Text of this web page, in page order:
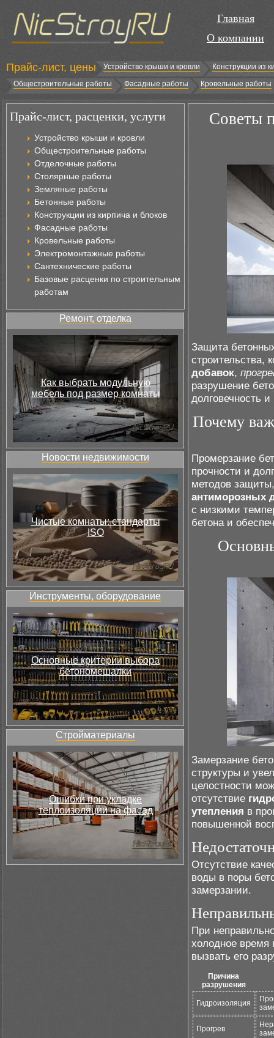
Главная
О компании
Прайс-лист, цены Устройство крыши и кровли
Конструкции из
Общестроительные работы
Фасадные работы Кровельные работы
Прайс-лист, расценки, услуги
Устройство крыши и кровли
Общестроительные работы
Отделочные работы
Столярные работы
Земляные работы
Бетонные работы
Конструкции из кирпича и блоков
Фасадные работы
Кровельные работы
Электромонтажные работы
Сантехнические работы
Базовые расценки по строительным
работам
Ремонт, отделка
Как выбрать модульную
мебель под размер комнаты
Новости недвижимости
Чистые комнаты: стандарты
ISO
Инструменты, оборудование
Основные критерии выбора
бетономешалки
Стройматериалы
Ошибки при укладке
теплоизоляции на фасад
Советы
Защита
строительства,
добавок,
разрушение
долговечность
Почему
Промерзание
прочности и
методов
антиморозных
с низкими
бетона и
Замерзание
структуры и
целостности
отсутствие
утепления в
повышенной
Отсутствие
воды в поры
замерзании.
При
холодное время
вызвать его
Причина
разрушения
Гидроизоляция
Прогрев